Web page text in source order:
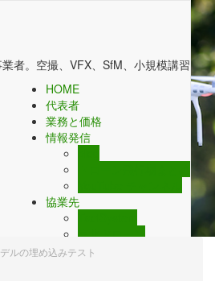
者。空撮、VFX、SfM、小規模講習
HOME
代表者
業務と価格
情報発信
協業先
東北ドローン
扶和ドローン
ルの埋め込みテスト